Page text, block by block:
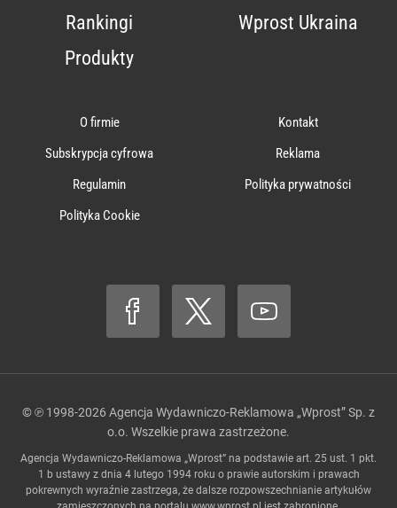
Rankingi
Wprost Ukraina
Produkty
O firmie
Kontakt
Subskrypcja cyfrowa
Reklama
Regulamin
Polityka prywatności
Polityka Cookie
© ℗ 1998-2026 Agencja Wydawniczo-Reklamowa „Wprost” Sp. z
o.o. Wszelkie prawa zastrzeżone.
Agencja Wydawniczo-Reklamowa „Wprost” na podstawie art. 25 ust. 1 pkt.
1 b ustawy z dnia 4 lutego 1994 roku o prawie autorskim i prawach
pokrewnych wyraźnie zastrzega, że dalsze rozpowszechnianie artykułów